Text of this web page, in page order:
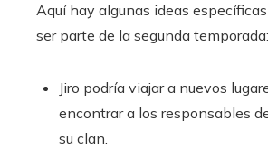
Aquí hay algunas ideas
ser parte de la segunda temporada:
Jiro podría viajar a nuevos
encontrar a los responsables
su clan.